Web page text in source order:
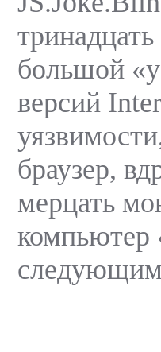
большой
версий
браузер,
мерцать
компьютер